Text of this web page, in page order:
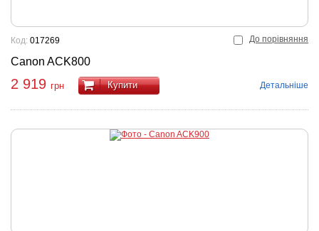
До порівняння
Canon ACK800
Код: 017269
2 919 грн Купити Детальніше